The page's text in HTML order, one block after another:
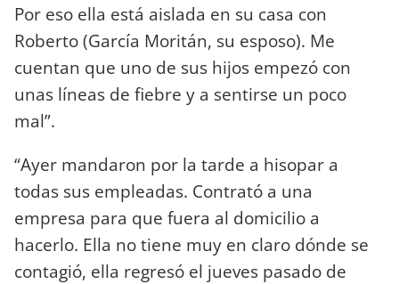
Por eso ella está aislada en su casa con
Roberto (García Moritán, su esposo). Me
cuentan que uno de sus hijos empezó con
unas líneas de fiebre y a sentirse un poco
mal”.
“Ayer mandaron por la tarde a hisopar a
todas sus empleadas. Contrató a una
empresa para que fuera al domicilio a
hacerlo. Ella no tiene muy en claro dónde se
contagió, ella regresó el jueves pasado de